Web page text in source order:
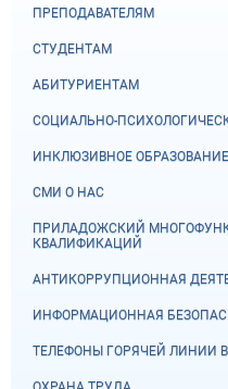
ПРЕПОДАВАТЕЛЯМ
СТУДЕНТАМ
АБИТУРИЕНТАМ
СОЦИАЛЬНО-
ИНКЛЮЗИВНОЕ ОБРАЗОВАНИЕ
СМИ О НАС
ПРИЛАДОЖСКИЙ
КВАЛИФИКАЦИЙ
АНТИКОРРУПЦИОННАЯ
ИНФОРМАЦИОННАЯ
ТЕЛЕФОНЫ ГОРЯЧЕЙ ЛИНИИ